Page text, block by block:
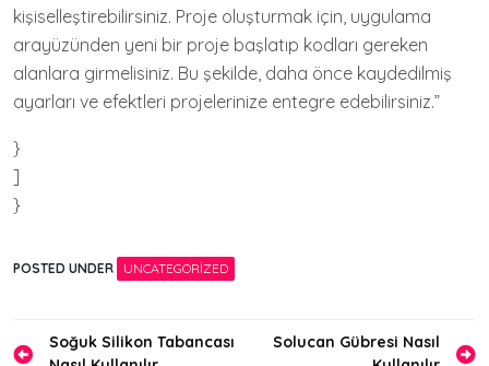
kişiselleştirebilirsiniz. Proje oluşturmak için, uygulama
arayüzünden yeni bir proje başlatıp kodları gereken
alanlara girmelisiniz. Bu şekilde, daha önce kaydedilmiş
ayarları ve efektleri projelerinize entegre edebilirsiniz.”
}
]
}
POSTED UNDER UNCATEGORIZED
YazıSoğuk Silikon Tabancası
Solucan Gübresi Nasıl